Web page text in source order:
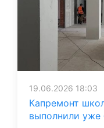
19.06.2026 18:03
Капремонт
выполнили уже